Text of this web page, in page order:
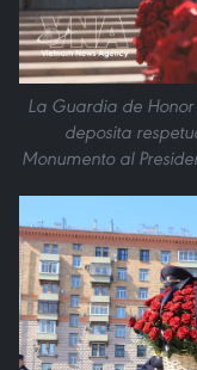
La Guardia de
deposita
Monumento al